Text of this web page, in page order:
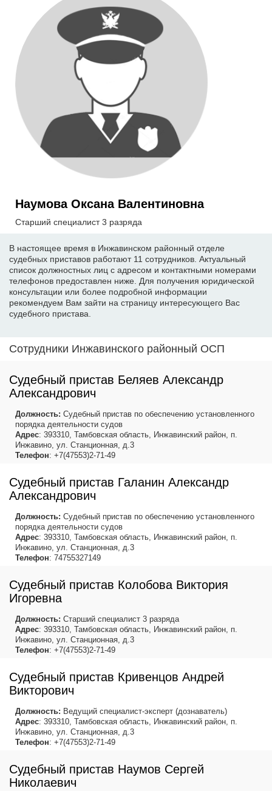
Наумова Оксана Валентиновна
Старший специалист 3 разряда
В настоящее время в Инжавинском районный отделе
судебных приставов работают 11 сотрудников. Актуальный
список должностных лиц с адресом и контактными номерами
телефонов предоставлен ниже. Для получения юридической
консультации или более подробной информации
рекомендуем Вам зайти на страницу интересующего Вас
судебного пристава.
Сотрудники Инжавинского районный ОСП
Судебный пристав Беляев Александр
Александрович
Должность: Судебный пристав по обеспечению установленного
порядка деятельности судов
Адрес: 393310, Тамбовская область, Инжавинский район, п.
Инжавино, ул. Станционная, д.3
Телефон: +7(47553)2-71-49
Судебный пристав Галанин Александр
Александрович
Должность: Судебный пристав по обеспечению установленного
порядка деятельности судов
Адрес: 393310, Тамбовская область, Инжавинский район, п.
Инжавино, ул. Станционная, д.3
Телефон: 74755327149
Судебный пристав Колобова Виктория
Игоревна
Должность: Старший специалист 3 разряда
Адрес: 393310, Тамбовская область, Инжавинский район, п.
Инжавино, ул. Станционная, д.3
Телефон: +7(47553)2-71-49
Судебный пристав Кривенцов Андрей
Викторович
Должность: Ведущий специалист-эксперт (дознаватель)
Адрес: 393310, Тамбовская область, Инжавинский район, п.
Инжавино, ул. Станционная, д.3
Телефон: +7(47553)2-71-49
Судебный пристав Наумов Сергей
Николаевич